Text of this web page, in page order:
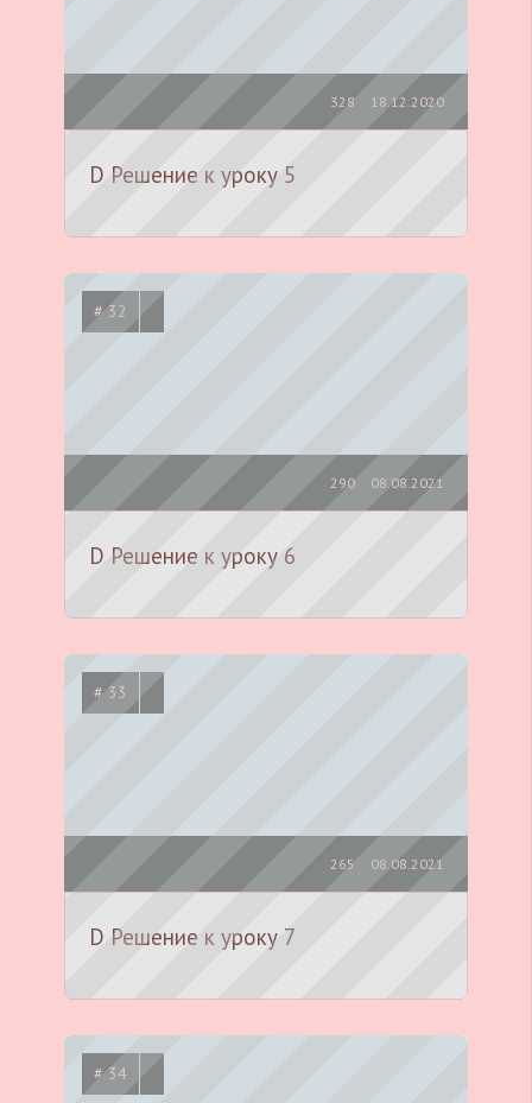
18.12.2020
328
D Решение к уроку 5
# 32
08.08.2021
290
D Решение к уроку 6
# 33
08.08.2021
265
D Решение к уроку 7
# 34